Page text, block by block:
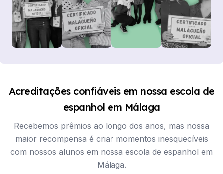
Acreditações confiáveis em nossa escola de
espanhol em Málaga
Recebemos prêmios ao longo dos anos, mas nossa
maior recompensa é criar momentos inesquecíveis
com nossos alunos em nossa escola de espanhol em
Málaga.